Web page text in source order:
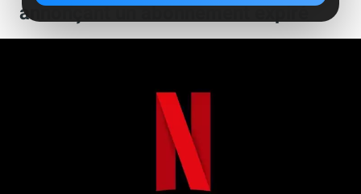
annonçant un abonnement expiré